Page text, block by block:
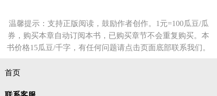
温馨提示：支持正版阅读，鼓励作者创作。1元=100瓜豆/瓜
券，购买本章自动订阅本书，已购买章节不会重复购买。本
书价格15瓜豆/千字，有任何问题请点击页面底部联系我们。
首页